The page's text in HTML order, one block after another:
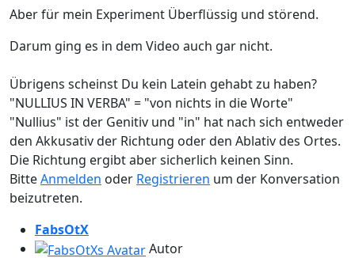
Aber für mein Experiment Überflüssig und störend.
Darum ging es in dem Video auch gar nicht.
Übrigens scheinst Du kein Latein gehabt zu haben?
"NULLIUS IN VERBA" = "von nichts in die Worte"
"Nullius" ist der Genitiv und "in" hat nach sich entweder
den Akkusativ der Richtung oder den Ablativ des Ortes.
Die Richtung ergibt aber sicherlich keinen Sinn.
BitteAnmelden oder Registrieren um der Konversation
beizutreten.
FabsOtX
Autor